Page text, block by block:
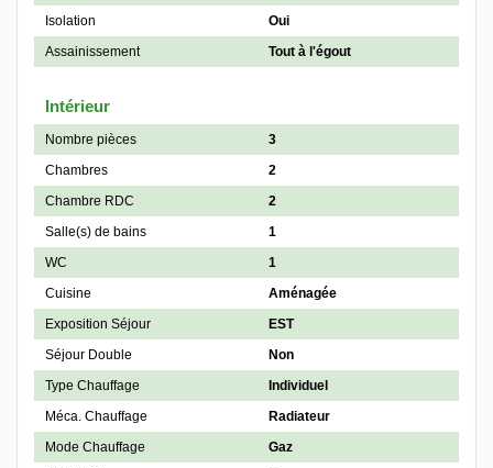
Isolation
Oui
Assainissement
Tout à l'égout
Intérieur
Nombre pièces
3
Chambres
2
Chambre RDC
2
Salle(s) de bains
1
WC
1
Cuisine
Aménagée
Exposition Séjour
EST
Séjour Double
Non
Type Chauffage
Individuel
Méca. Chauffage
Radiateur
Mode Chauffage
Gaz